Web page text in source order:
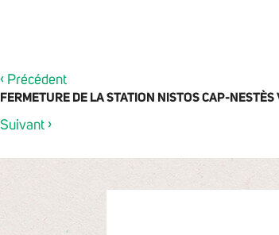
‹ Précédent
FERMETURE DE LA STATION NISTOS CAP-
Suivant ›